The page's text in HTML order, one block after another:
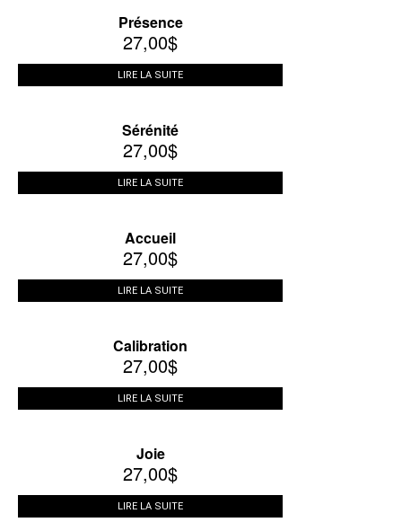
Présence
27,00$
LIRE LA SUITE
Sérénité
27,00$
LIRE LA SUITE
Accueil
27,00$
LIRE LA SUITE
Calibration
27,00$
LIRE LA SUITE
Joie
27,00$
LIRE LA SUITE